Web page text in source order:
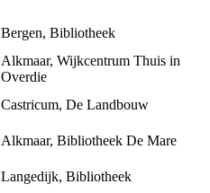
Bergen, Bibliotheek
Alkmaar, Wijkcentrum Thuis in
Overdie
Castricum, De Landbouw
Alkmaar, Bibliotheek De Mare
Langedijk, Bibliotheek